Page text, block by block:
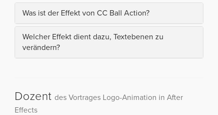
Was ist der Effekt von CC Ball Action?
Welcher Effekt dient dazu, Textebenen zu
verändern?
Dozent des Vortrages Logo-Animation in After
Effects